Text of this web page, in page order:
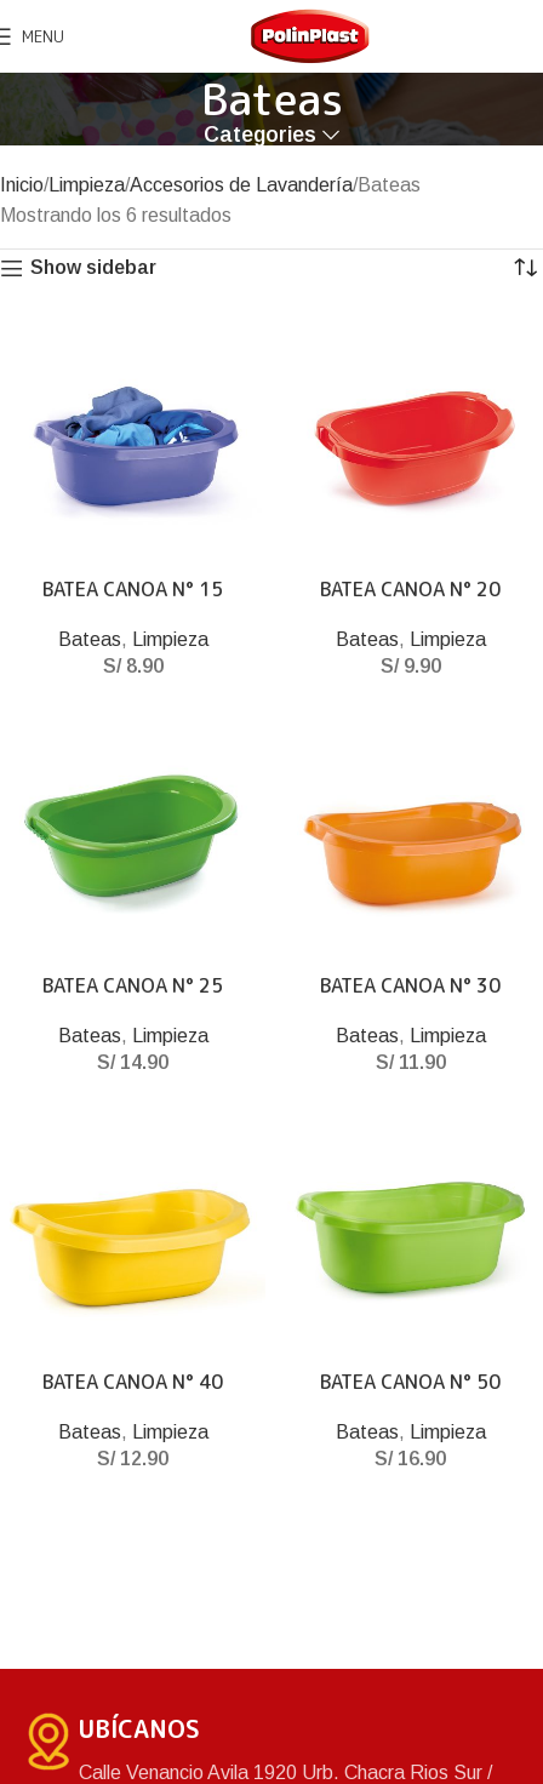
MENU
Bateas
Categories
Inicio Limpieza Accesorios de Lavandería Bateas
Mostrando los 6 resultados
Show sidebar
BATEA CANOA N° 15
Bateas,
Limpieza
S/8.90
BATEA CANOA N° 20
Bateas,
Limpieza
S/9.90
BATEA CANOA N° 25
Bateas,
Limpieza
S/14.90
BATEA CANOA N° 30
Bateas,
Limpieza
S/11.90
BATEA CANOA N° 40
Bateas,
Limpieza
S/12.90
BATEA CANOA N° 50
Bateas,
Limpieza
S/16.90
UBÍCANOS
Calle Venancio Avila 1920 Urb. Chacra Rios Sur /